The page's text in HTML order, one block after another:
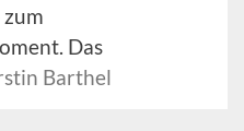
Das
Barthel